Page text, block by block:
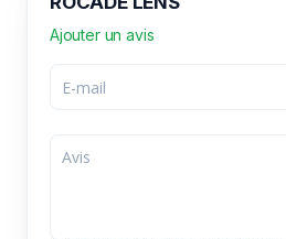
Ajouter un avis